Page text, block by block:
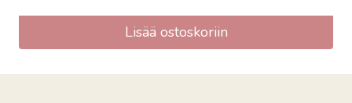
Lisää ostoskoriin